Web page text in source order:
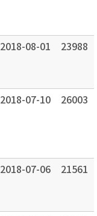
2018-08-01 23988
2018-07-10 26003
2018-07-06 21561